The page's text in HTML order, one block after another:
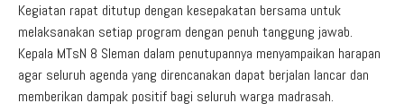
Kegiatan rapat ditutup dengan kesepakatan bersama untuk
melaksanakan setiap program dengan penuh tanggung jawab.
Kepala MTsN 8 Sleman dalam penutupannya menyampaikan harapan
agar seluruh agenda yang direncanakan dapat berjalan lancar dan
memberikan dampak positif bagi seluruh warga madrasah.